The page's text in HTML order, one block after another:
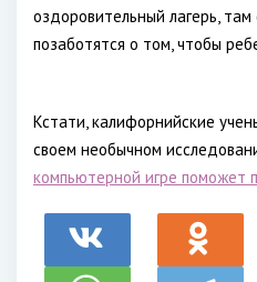
оздоровительный лагерь,
позаботятся о том, чтобы
Кстати, калифорнийские
своем необычном
компьютерной игре поможет